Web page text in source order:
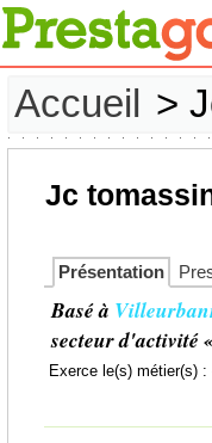
Accueil >
Jc
Présentation
Basé à
secteur d'activité
Exerce le(s) métier(s) :